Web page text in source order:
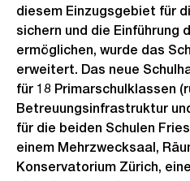
diesem Einzugsgebiet für
sichern und die Einführung
ermöglichen, wurde das
erweitert. Das neue
für 18 Primarschulklassen
Betreuungsinfrastruktur
für die beiden Schulen
einem Mehrzwecksaal,
Konservatorium Zürich,